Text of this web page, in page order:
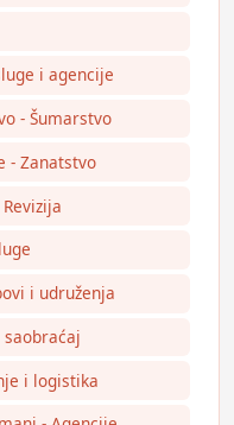
i agencije
- Šumarstvo
- Zanatstvo
i udruženja
i logistika